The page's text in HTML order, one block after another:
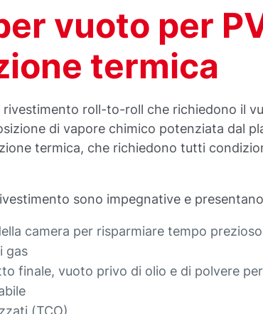
vuoto per
termica
roll-to-roll che richiedono il
di vapore chimico potenziata dal
termica, che richiedono tutti
sono impegnative e
camera per risparmiare tempo
gas
finale, vuoto privo di olio e di polvere
(TCO)